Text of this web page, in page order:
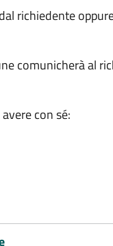
richiedente
comunicherà al
con sé: